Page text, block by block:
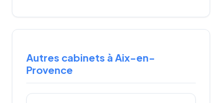
Autres cabinets à Aix-en-
Provence